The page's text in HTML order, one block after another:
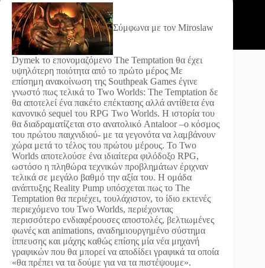
Σύμφωνα με τον Miroslaw
Dymek το επονομαζόμενο The Temptation θα έχει
υψηλότερη ποιότητα από το πρώτο μέρος Με
επίσημη ανακοίνωση της Southpeak Games έγινε
γνωστό πως τελικά το Two Worlds: The Temptation δε
θα αποτελεί ένα πακέτο επέκτασης αλλά αντίθετα ένα
κανονικό sequel του RPG Two Worlds. Η ιστορία του
θα διαδραματίζεται στο ανατολικό Antaloor –ο κόσμος
του πρώτου παιχνιδιού- με τα γεγονότα να λαμβάνουν
χώρα μετά το τέλος του πρώτου μέρους. Το Two
Worlds αποτελούσε ένα ιδιαίτερα φιλόδοξο RPG,
ωστόσο η πληθώρα τεχνικών προβλημάτων έριχναν
τελικά σε μεγάλο βαθμό την αξία του. Η ομάδα
ανάπτυξης Reality Pump υπόσχεται πως το The
Temptation θα περιέχει, τουλάχιστον, το ίδιο εκτενές
περιεχόμενο του Two Worlds, περιέχοντας
περισσότερο ενδιαφέρουσες αποστολές, βελτιωμένες
φωνές και animations, αναδημιουργημένο σύστημα
ίππευσης και μάχης καθώς επίσης μία νέα μηχανή
γραφικών που θα μπορεί να αποδίδει γραφικά τα οποία
«θα πρέπει να τα δούμε για να τα πιστέψουμε».